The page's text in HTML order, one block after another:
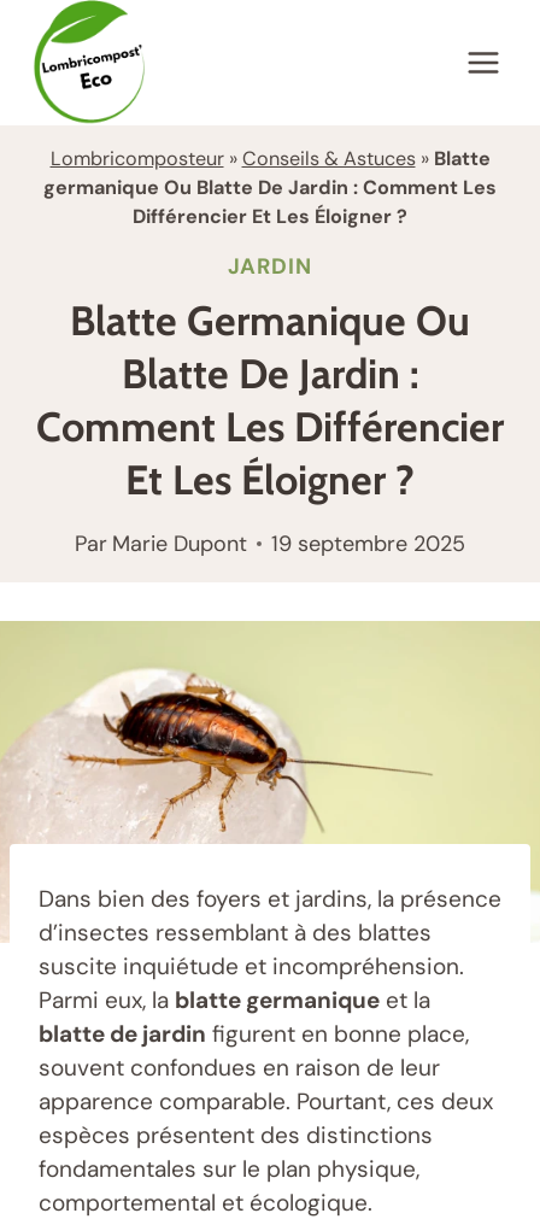
contenu
Lombricomposteur»Conseils & Astuces» Blatte
germanique Ou Blatte De Jardin : Comment Les
Différencier Et Les Éloigner ?
JARDIN
Blatte Germanique Ou
Blatte De Jardin :
Comment Les Différencier
Et Les Éloigner ?
Par Marie Dupont 19 septembre 2025
Dans bien des foyers et jardins, la présence
d’insectes ressemblant à des blattes
suscite inquiétude et incompréhension.
Parmi eux, la blatte germanique et la
blatte de jardin figurent en bonne place,
souvent confondues en raison de leur
apparence comparable. Pourtant, ces deux
espèces présentent des distinctions
fondamentales sur le plan physique,
comportemental et écologique.